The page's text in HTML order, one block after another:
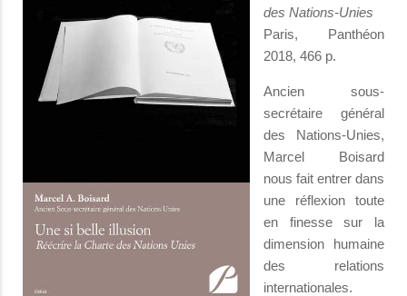
des Nations-Unies
Paris, Panthéon
2018, 466 p.
Ancien sous-
secrétaire général
des Nations-Unies,
Marcel Boisard
nous fait entrer dans
une réflexion toute
en finesse sur la
dimension humaine
des relations
internationales.